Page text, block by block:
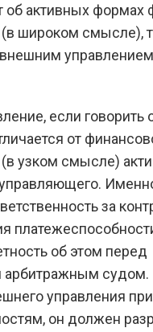
об активных формах
широком смысле),
внешним
если говорить
от
узком смысле)
за
об этом перед
арбитражным судом.
управления
он должен